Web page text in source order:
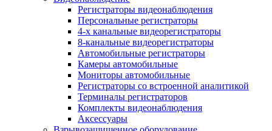
Регистраторы видеонаблюдения
Персональные регистраторы
4-х канальные видеорегистраторы
8-канальные видеорегистраторы
Автомобильные регистраторы
Камеры автомобильные
Мониторы автомобильные
Регистраторы со встроенной аналитикой
Терминалы регистраторов
Комплекты видеонаблюдения
Аксессуары